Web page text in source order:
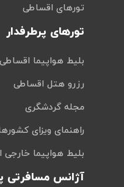
تورهای اقساطی
تورهای پرطرفدار
بلیط هواپیما اقساطی
رزرو هتل اقساطی
مجله گردشگری
راهنمای ویزای
بلیط هواپیما
آژانس مسافرتی